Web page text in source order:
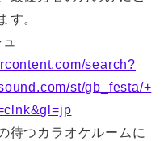
す。
search?
st/gb_festa/+
待つカラオケルームに